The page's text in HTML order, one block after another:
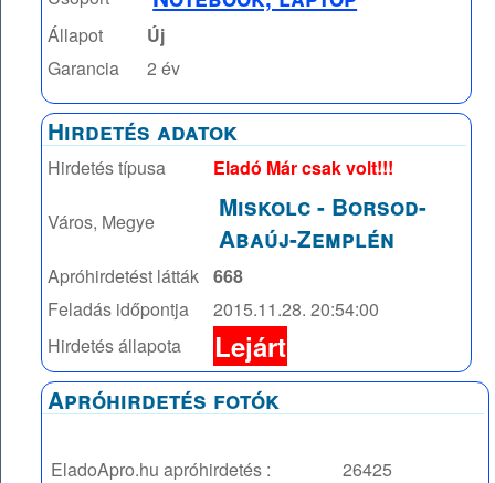
Állapot
Új
Garancia
2 év
Hirdetés adatok
Hirdetés típusa Eladó Már csak volt!!!
Város, Megye Miskolc- Borsod-
Abaúj-Zemplén
Apróhirdetést látták 668
Feladás időpontja
2015.11.28. 20:54:00
Hirdetés állapota
Lejárt
Apróhirdetés fotók
EladoApro.hu apróhirdetés :
26425